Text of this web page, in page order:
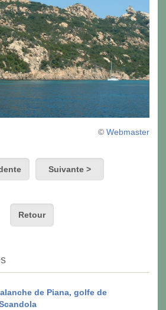
© Webmaster
Suivante >
Retour
de Piana, golfe de